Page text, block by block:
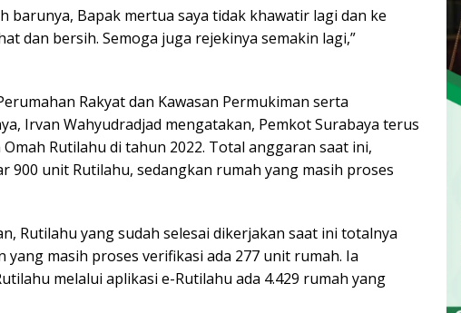
barunya, Bapak mertua saya tidak khawatir lagi dan ke
dan bersih. Semoga juga rejekinya semakin lagi,”
Rakyat dan Kawasan Permukiman serta
Irvan Wahyudradjad mengatakan, Pemkot Surabaya terus
Rutilahu di tahun 2022. Total anggaran saat ini,
900 unit Rutilahu, sedangkan rumah yang masih proses
Rutilahu yang sudah selesai dikerjakan saat ini totalnya
yang masih proses verifikasi ada 277 unit rumah. Ia
melalui aplikasi e-Rutilahu ada 4.429 rumah yang